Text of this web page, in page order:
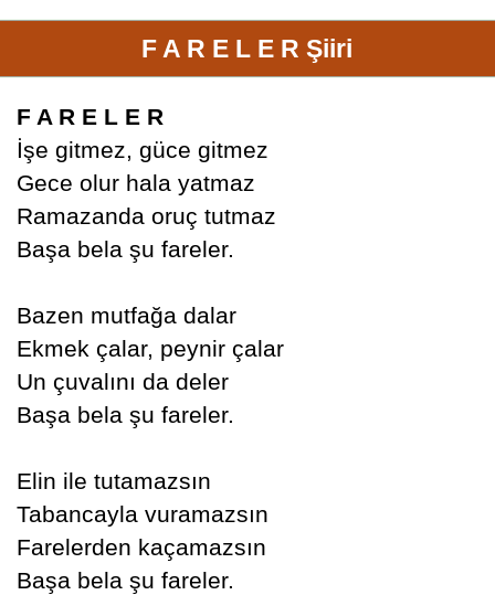
F A R E L E R Şiiri
F A R E L E R
İşe gitmez, güce gitmez
Gece olur hala yatmaz
Ramazanda oruç tutmaz
Başa bela şu fareler.
Bazen mutfağa dalar
Ekmek çalar, peynir çalar
Un çuvalını da deler
Başa bela şu fareler.
Elin ile tutamazsın
Tabancayla vuramazsın
Farelerden kaçamazsın
Başa bela şu fareler.